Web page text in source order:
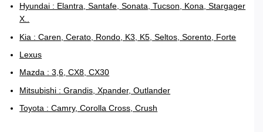
Hyundai : Elantra, Santafe, Sonata, Tucson, Kona, Stargager
X..
Kia : Caren, Cerato, Rondo, K3, K5, Seltos, Sorento, Forte
Lexus
Mazda : 3,6, CX8, CX30
Mitsubishi : Grandis, Xpander, Outlander
Toyota : Camry, Corolla Cross, Crush